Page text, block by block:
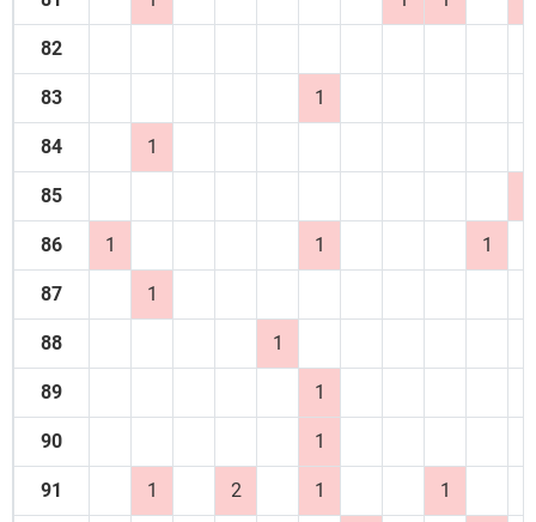
82
83 1
84 1
85
86 1 1 1
87 1
88 1
89 1
90 1
91 1 2 1 1